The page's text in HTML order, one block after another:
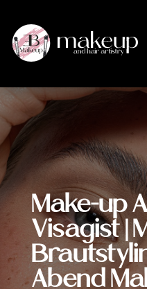
Make-up
Visagist |
Abend